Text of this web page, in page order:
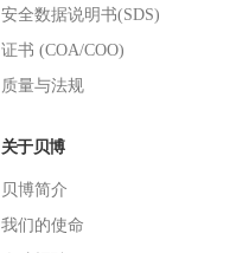
安全数据说明书(SDS)
证书 (COA/COO)
质量与法规
关于贝博
贝博简介
我们的使命